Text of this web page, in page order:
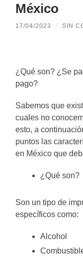
México
17/04/2023 / SIN
¿Qué son? ¿Se
pago?
Sabemos que
cuales no
esto, a
puntos las
en México que
¿Qué son?
Son un tipo de
específicos como:
Alcohol